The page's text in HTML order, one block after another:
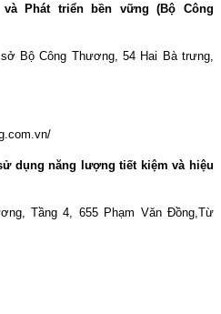
Phát triển bền vững (Bộ Công
Bộ Công Thương, 54 Hai Bà trưng,
dụng năng lượng tiết kiệm và hiệu
Tầng 4, 655 Phạm Văn Đồng,Từ